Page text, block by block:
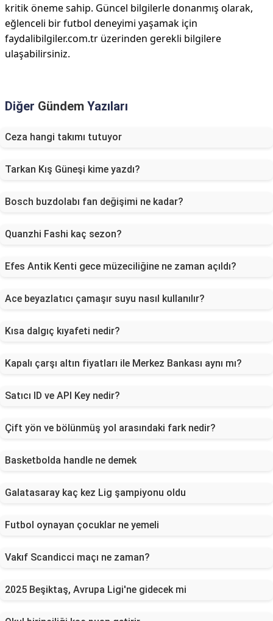
kritik öneme sahip. Güncel bilgilerle donanmış olarak,
eğlenceli bir futbol deneyimi yaşamak için
faydalibilgiler.com.tr üzerinden gerekli bilgilere
ulaşabilirsiniz.
Diğer Gündem Yazıları
Ceza hangi takımı tutuyor
Tarkan Kış Güneşi kime yazdı?
Bosch buzdolabı fan değişimi ne kadar?
Quanzhi Fashi kaç sezon?
Efes Antik Kenti gece müzeciliğine ne zaman açıldı?
Ace beyazlatıcı çamaşır suyu nasıl kullanılır?
Kısa dalgıç kıyafeti nedir?
Kapalı çarşı altın fiyatları ile Merkez Bankası aynı mı?
Satıcı ID ve API Key nedir?
Çift yön ve bölünmüş yol arasındaki fark nedir?
Basketbolda handle ne demek
Galatasaray kaç kez Lig şampiyonu oldu
Futbol oynayan çocuklar ne yemeli
Vakıf Scandicci maçı ne zaman?
2025 Beşiktaş, Avrupa Ligi'ne gidecek mi